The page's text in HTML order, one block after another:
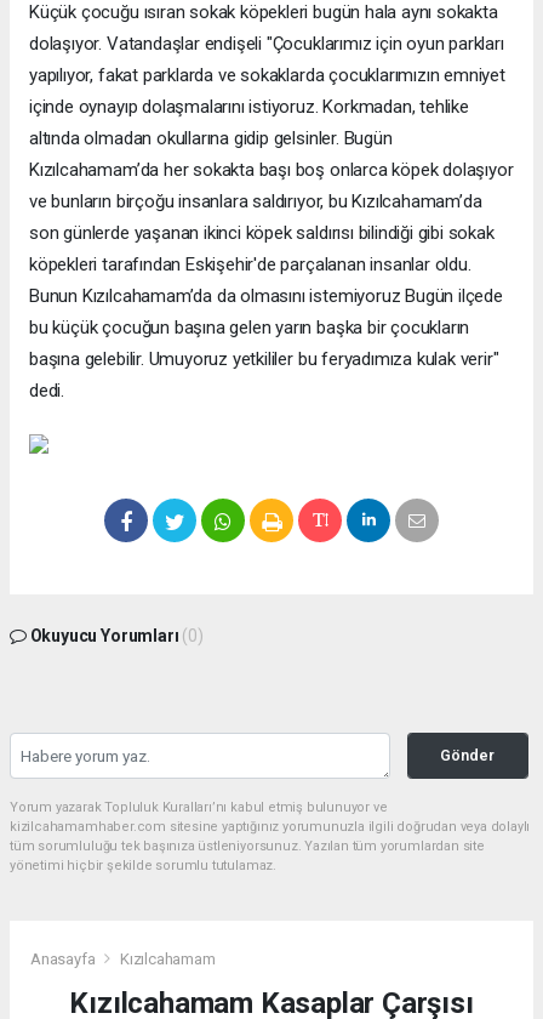
Küçük çocuğu ısıran sokak köpekleri bugün hala aynı sokakta
dolaşıyor. Vatandaşlar endişeli "Çocuklarımız için oyun parkları
yapılıyor, fakat parklarda ve sokaklarda çocuklarımızın emniyet
içinde oynayıp dolaşmalarını istiyoruz. Korkmadan, tehlike
altında olmadan okullarına gidip gelsinler. Bugün
Kızılcahamam’da her sokakta başı boş onlarca köpek dolaşıyor
ve bunların birçoğu insanlara saldırıyor, bu Kızılcahamam’da
son günlerde yaşanan ikinci köpek saldırısı bilindiği gibi sokak
köpekleri tarafından Eskişehir'de parçalanan insanlar oldu.
Bunun Kızılcahamam’da da olmasını istemiyoruz Bugün ilçede
bu küçük çocuğun başına gelen yarın başka bir çocukların
başına gelebilir. Umuyoruz yetkililer bu feryadımıza kulak verir"
dedi.
Okuyucu Yorumları (0)
Gönder
Yorum yazarak Topluluk Kuralları’nı kabul etmiş bulunuyor ve
kizilcahamamhaber.com sitesine yaptığınız yorumunuzla ilgili doğrudan veya dolaylı
tüm sorumluluğu tek başınıza üstleniyorsunuz. Yazılan tüm yorumlardan site
yönetimi hiçbir şekilde sorumlu tutulamaz.
Anasayfa Kızılcahamam
Kızılcahamam Kasaplar Çarşısı